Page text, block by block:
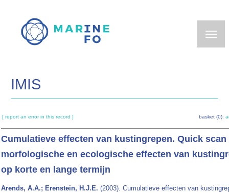
main
IMIS
[ report an error in this record ] basket (0):
Cumulatieve effecten van kustingrepen. Quick scan
morfologische en ecologische effecten van
op korte en lange termijn
Arends, A.A.; Erenstein, H.J.E. (2003). Cumulatieve effecten van